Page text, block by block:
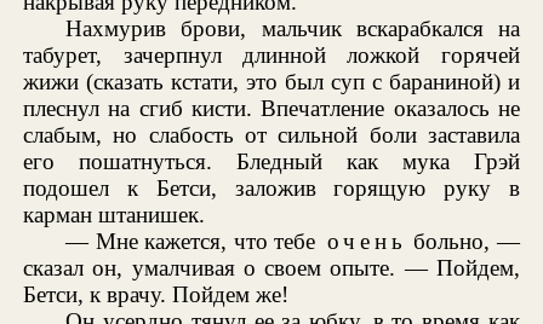
Нахмурив брови, мальчик вскарабкался на
табурет, зачерпнул длинной ложкой горячей
жижи (сказать кстати, это был суп с бараниной) и
плеснул на сгиб кисти. Впечатление оказалось не
слабым, но слабость от сильной боли заставила
его пошатнуться. Бледный как мука Грэй
подошел к Бетси, заложив горящую руку в
карман штанишек.
— Мне кажется, что тебе очень больно, —
сказал он, умалчивая о своем опыте. — Пойдем,
Бетси, к врачу. Пойдем же!